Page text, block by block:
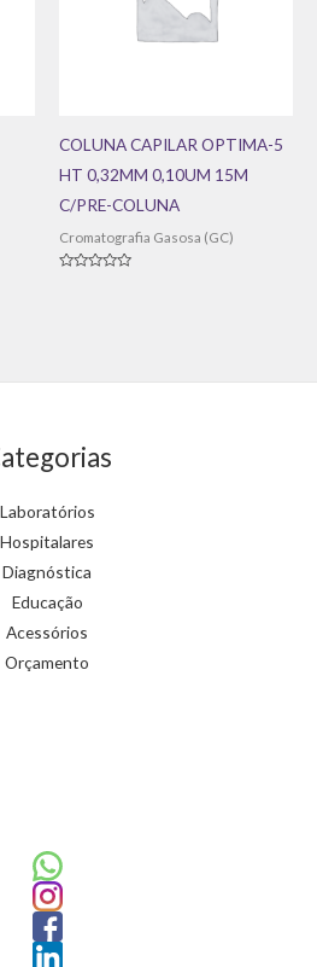
COLUNA CAPILAR OPTIMA-5
HT 0,32MM 0,10UM 15M
C/PRE-COLUNA
Cromatografia Gasosa (GC)
Laboratórios
Hospitalares
Diagnóstica
Educação
Acessórios
Orçamento